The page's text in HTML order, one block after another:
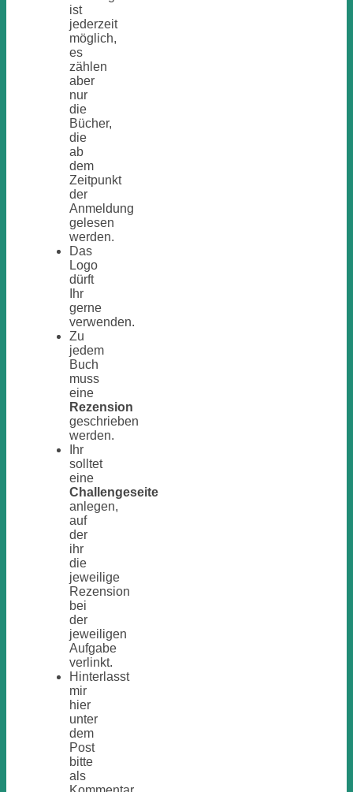
ist
jederzeit
möglich,
es
zählen
aber
nur
die
Bücher,
die
ab
dem
Zeitpunkt
der
Anmeldung
gelesen
werden.
Das
Logo
dürft
Ihr
gerne
verwenden.
Zu
jedem
Buch
muss
eine
Rezension
geschrieben
werden.
Ihr
solltet
eine
Challengeseite
anlegen,
auf
der
ihr
die
jeweilige
Rezension
bei
der
jeweiligen
Aufgabe
verlinkt.
Hinterlasst
mir
hier
unter
dem
Post
bitte
als